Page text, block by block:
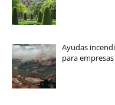
Ayudas
para